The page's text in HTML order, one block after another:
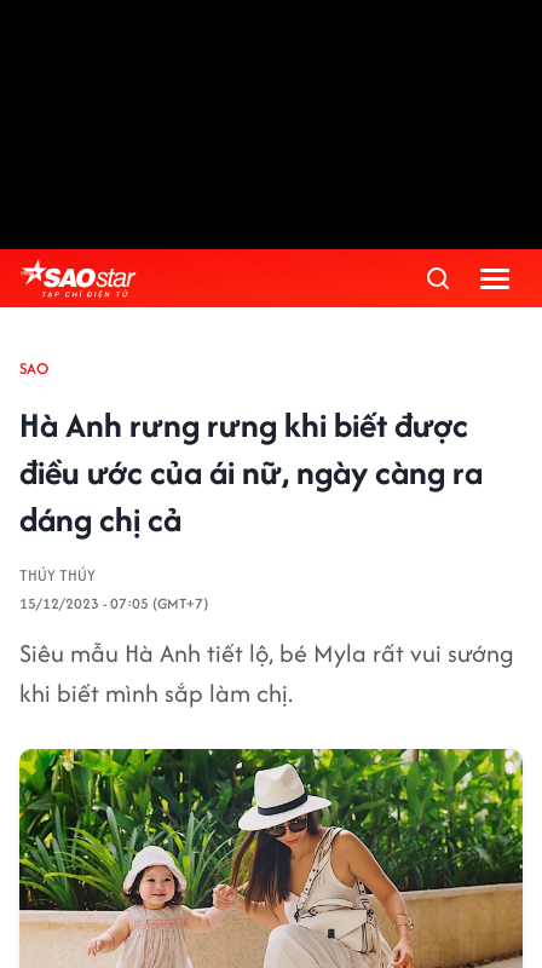
SAO
Hà Anh rưng rưng khi biết được
điều ước của ái nữ, ngày càng ra
dáng chị cả
THÚY THÚY
15/12/2023 - 07:05 (GMT+7)
Siêu mẫu Hà Anh tiết lộ, bé Myla rất vui sướng
khi biết mình sắp làm chị.